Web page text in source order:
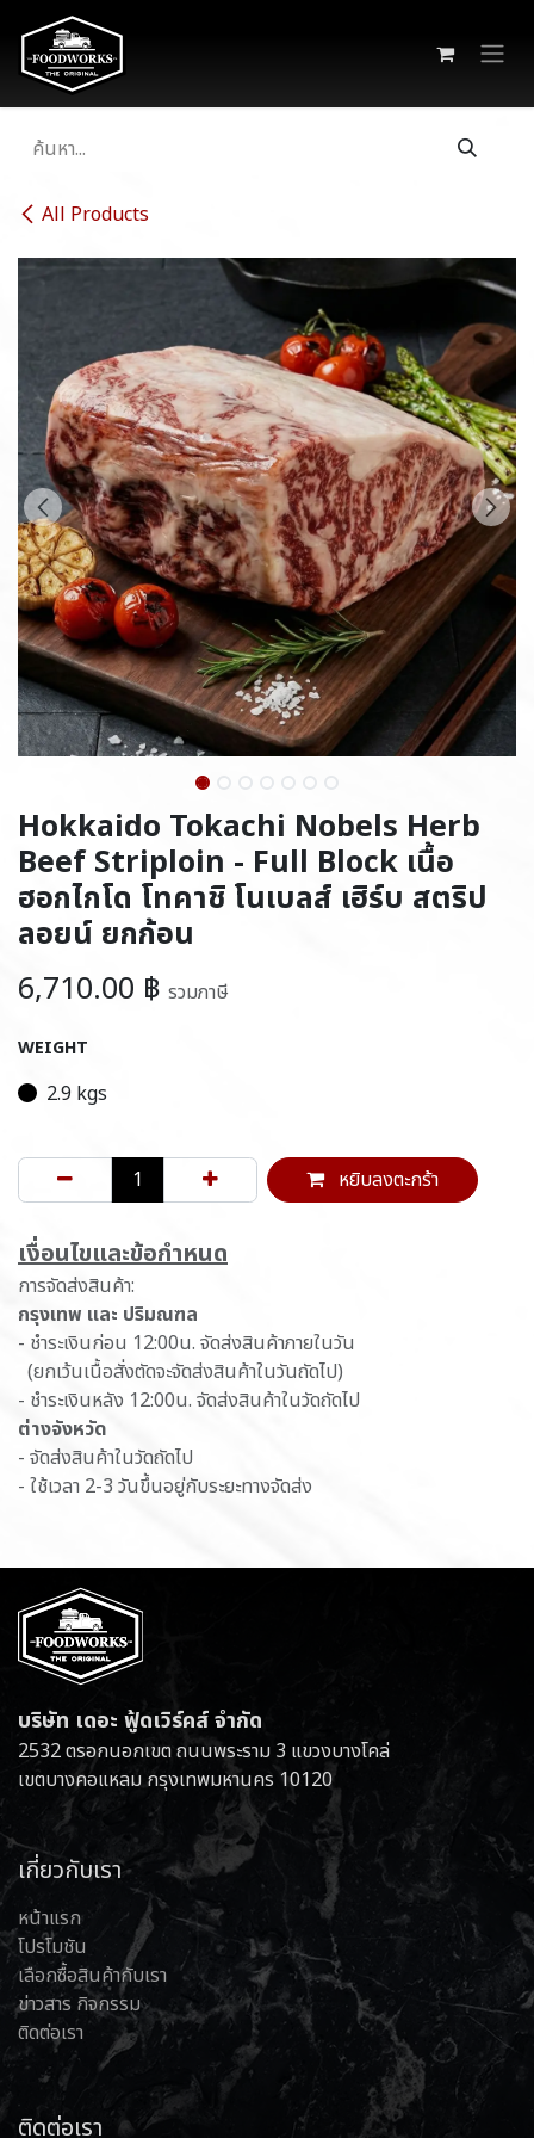
Skip to Content
All Products
Hokkaido Tokachi Nobels Herb
Beef Striploin - Full Block เนื้อ
ฮอกไกโด โทคาชิ โนเบลส์ เฮิร์บ สตริป
ลอยน์ ยกก้อน
6,710.00 ฿ รวมภาษี
WEIGHT
2.9 kgs
หยิบลงตะกร้า
เ​งื่อนไขและข้อกำหนด
การจัดส่งสินค้า:
กรุงเทพ และ ปริมณฑล
- ชำระเงินก่อน 12:00น. จัดส่งสินค้าภายในวัน
(ยกเว้นเนื้อสั่งตัดจะจัดส่งสินค้าในวันถัดไป)
- ชำระเงินหลัง 12:00น. จัดส่งสินค้าในวัดถัดไป
ต่างจังหวัด
- จัดส่งสินค้าในวัดถัดไป
- ใช้เวลา 2-3 วันขึ้นอยู่กับระยะทางจัดส่ง
บริษัท เดอะ ฟู้ดเวิร์คส์ จำกัด
2532 ตรอกนอกเขต ถนนพระราม 3 แขวงบางโคล่
เขตบางคอแหลม กรุงเทพมหานคร 10120
เกี่ยวกับเรา
หน้าแรก
โปรโมชัน
เลือกซื้อสินค้ากับเรา
ข่าวสาร กิจกรรม
ติดต่อเรา
ติดต่อเรา